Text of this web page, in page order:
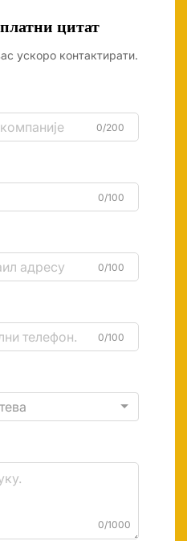
цитат
ускоро контактирати.
0/200
0/100
0/100
0/100
0/1000